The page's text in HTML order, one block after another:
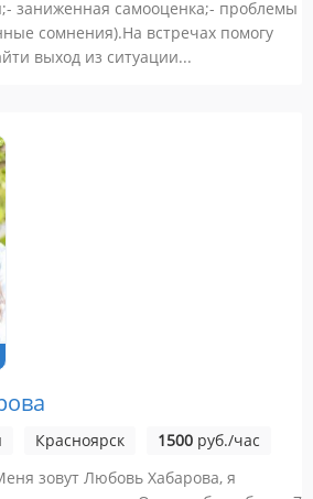
заниженная самооценка;- проблемы
сомнения).На встречах помогу
выход из ситуации...
Красноярск 1500 руб./час
зовут Любовь Хабарова, я